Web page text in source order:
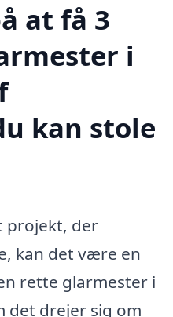
at få 3
i
kan stole
projekt, der
kan det være en
rette glarmester i
det drejer sig om